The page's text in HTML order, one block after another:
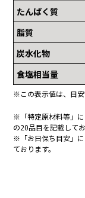
たんぱく質
脂質
炭水化物
食塩相当量
※この表示値は、目安
※「特定原材料等」
の20品目を記載してお
※「お日保ち目安」
ております。